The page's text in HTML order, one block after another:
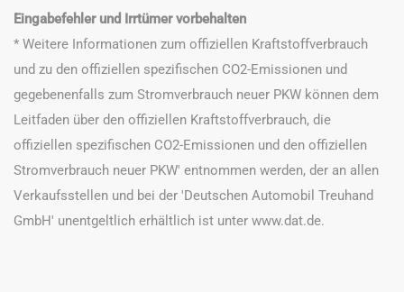
Eingabefehler und Irrtümer vorbehalten
* Weitere Informationen zum offiziellen Kraftstoffverbrauch
und zu den offiziellen spezifischen CO2-Emissionen und
gegebenenfalls zum Stromverbrauch neuer PKW können dem
Leitfaden über den offiziellen Kraftstoffverbrauch, die
offiziellen spezifischen CO2-Emissionen und den offiziellen
Stromverbrauch neuer PKW' entnommen werden, der an allen
Verkaufsstellen und bei der 'Deutschen Automobil Treuhand
GmbH' unentgeltlich erhältlich ist unter www.dat.de.